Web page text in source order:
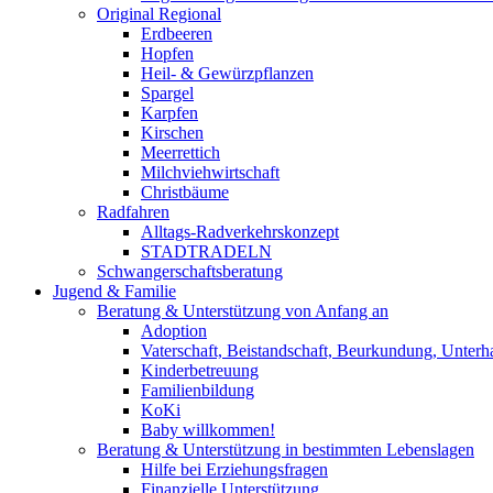
Original Regional
Erdbeeren
Hopfen
Heil- & Gewürzpflanzen
Spargel
Karpfen
Kirschen
Meerrettich
Milchviehwirtschaft
Christbäume
Radfahren
Alltags-Radverkehrskonzept
STADTRADELN
Schwangerschaftsberatung
Jugend & Familie
Beratung & Unterstützung von Anfang an
Adoption
Vaterschaft, Beistandschaft, Beurkundung,
Kinderbetreuung
Familienbildung
KoKi
Baby willkommen!
Beratung & Unterstützung in bestimmten Lebenslagen
Hilfe bei Erziehungsfragen
Finanzielle Unterstützung